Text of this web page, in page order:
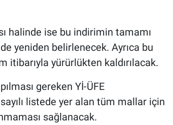
halinde ise bu indirimin tamamı
yeniden belirlenecek. Ayrıca bu
itibarıyla yürürlükten kaldırılacak.
gereken Yİ-ÜFE
listede yer alan tüm mallar için
sağlanacak.